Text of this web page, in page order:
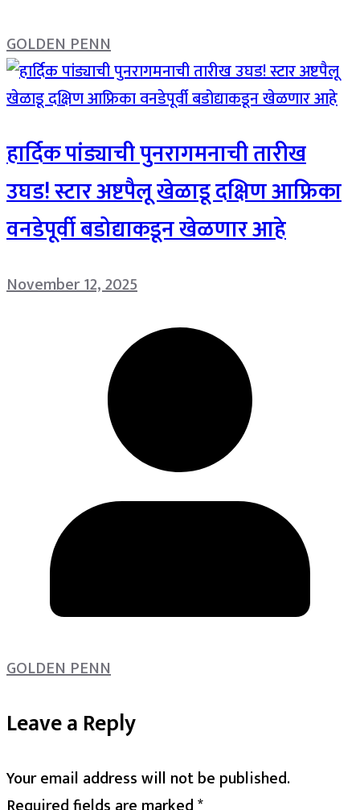
GOLDEN PENN
हार्दिक पांड्याची पुनरागमनाची तारीख
उघड! स्टार अष्टपैलू खेळाडू दक्षिण आफ्रिका
वनडेपूर्वी बडोद्याकडून खेळणार आहे
November 12, 2025
GOLDEN PENN
Leave a Reply
Your email address will not be published.